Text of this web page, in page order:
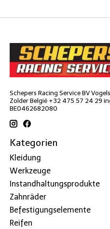
Schepers Racing Service BV
Zolder België +32 475 57 24 29
BE0462682080
Kategorien
Kleidung
Werkzeuge
Instandhaltungsprodukte
Zahnräder
Befestigungselemente
Reifen